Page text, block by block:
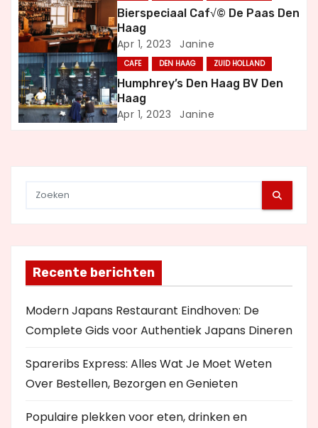
g
a
t
i
Bierspeciaal Caf√© De Paas Den
Haag
Apr 1, 2023 Janine
CAFE DEN HAAG ZUID HOLLAND
Humphrey’s Den Haag BV Den
Haag
Apr 1, 2023 Janine
Recente berichten
Modern Japans Restaurant Eindhoven: De
Complete Gids voor Authentiek Japans Dineren
Spareribs Express: Alles Wat Je Moet Weten
Over Bestellen, Bezorgen en Genieten
Populaire plekken voor eten, drinken en